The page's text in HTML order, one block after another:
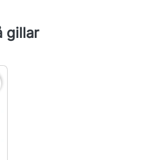
gillar